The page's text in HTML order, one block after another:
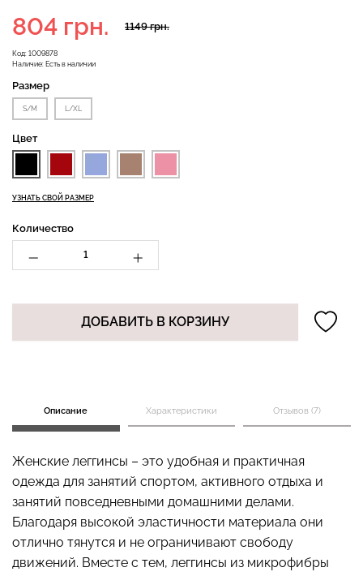
Код: 1009878
Наличие: Есть в наличии
1149 грн.
804 грн.
Размер
S/M L/XL
Цвет
УЗНАТЬ СВОЙ РАЗМЕР
Количество
ДОБАВИТЬ В КОРЗИНУ
Описание Характеристики Отзывов (7)
Женские леггинсы – это удобная и практичная
одежда для занятий спортом, активного отдыха и
занятий повседневными домашними делами.
Благодаря высокой эластичности материала они
отлично тянутся и не ограничивают свободу
движений. Вместе с тем, леггинсы из микрофибры
STRING BRIEFS (черный)
CAMI TOP RIB white
(белый) Giulia